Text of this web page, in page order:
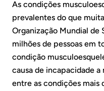
As condições
prevalentes do que
Organização Mundial de
milhões de pessoas em
condição
causa de incapacidade
entre as condições mais